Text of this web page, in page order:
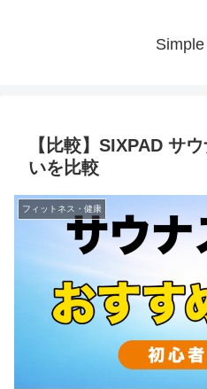
【比較】SIXPAD サ
いを比較
フィットネス・健康